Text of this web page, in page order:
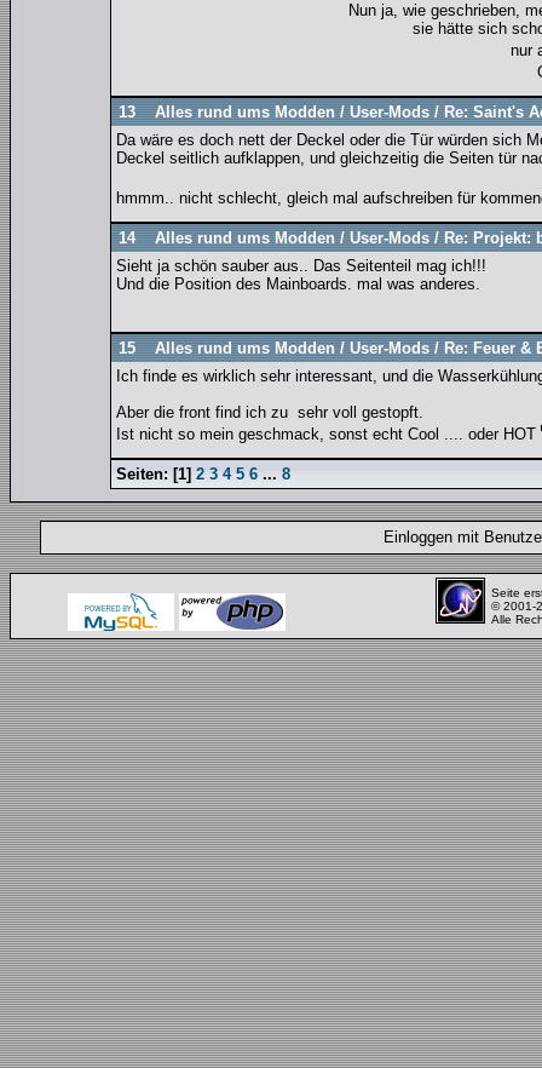
Nun ja, wie geschrieben,
sie hätte sich
nur
13 Alles rund ums Modden/ User-Mods/ Re: Saint's
Da wäre es doch nett der Deckel oder die Tür würden sich
Deckel seitlich aufklappen, und gleichzeitig die Seiten tür
hmmm.. nicht schlecht, gleich mal aufschreiben für
14 Alles rund ums Modden/ User-Mods/ Re: Projekt:
Sieht ja schön sauber aus.. Das Seitenteil mag ich!!!
Und die Position des Mainboards. mal was anderes.
15 Alles rund ums Modden/ User-Mods/ Re: Feuer &
Ich finde es wirklich sehr interessant, und die
Aber die front find ich zu sehr voll gestopft.
Ist nicht so mein geschmack, sonst echt Cool .... oder HOT
Seiten:[1] 2 3 4 5 6 ... 8
Einloggen mit
Seite
© 2001-
Alle